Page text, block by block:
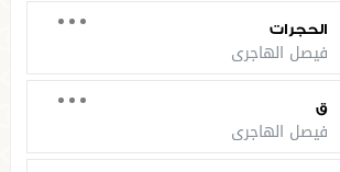
الحجرات
فيصل الهاجري
ق
فيصل الهاجري